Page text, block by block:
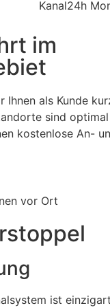
im
als Kunde
sind
kostenlose An-
vor Ort
ist